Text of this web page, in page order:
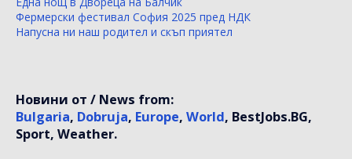
Фермерски фестивал София 2025 пред НДК
Напусна ни наш родител и скъп приятел
Новини от / News from:
Bulgaria, Dobruja, Europe, World, BestJobs.BG,
Sport, Weather.